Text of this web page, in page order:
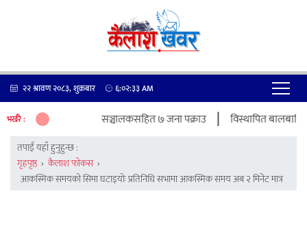
२२ श्रावण २०८३, शुक्रबार ६:०२:३३AM
भर्खरै :प्रकरणमा पेट्रोल पम्प सञ्चालकसहित ७ जना पक्राउ | विस्थापित
तपाईं यहाँ हुनुहुन्छ :
गृहपृष्ठ › कैलाश फोकस ›
आकस्मिक समयको सिमा घटाइयोः प्रतिनिधि सभामा आकस्मिक समय अब २ मिनेट मात्र